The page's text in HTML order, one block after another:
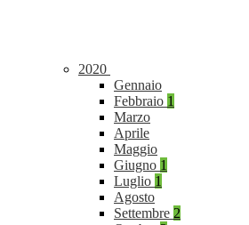
2020
Gennaio
Febbraio 1
Marzo
Aprile
Maggio
Giugno 1
Luglio 1
Agosto
Settembre 2